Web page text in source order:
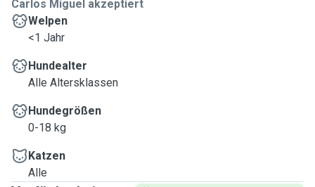
Carlos Miguel akzeptiert
Welpen
<1 Jahr
Hundealter
Alle Altersklassen
Hundegrößen
0-18 kg
Katzen
Alle